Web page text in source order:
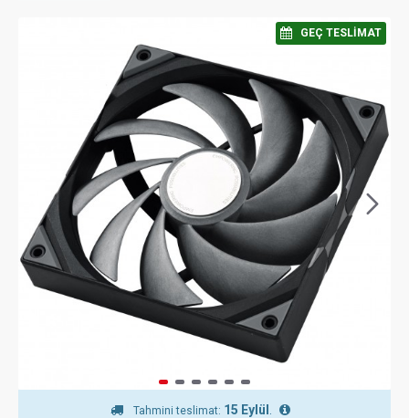
⠀GEÇ TESLIMAT
Tahmini teslimat: 15 Eylül